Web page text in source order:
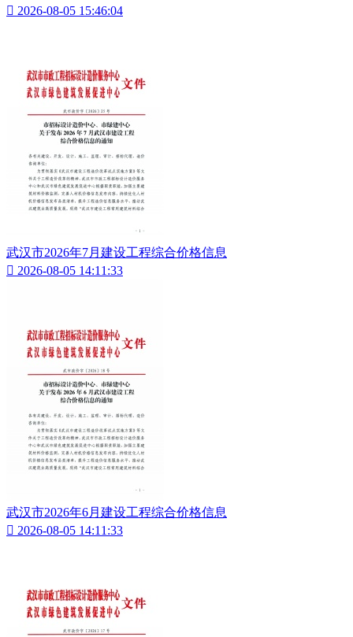
 2026-08-05 15:46:04
武汉市2026年7月建设工程综合价格信息
 2026-08-05 14:11:33
武汉市2026年6月建设工程综合价格信息
 2026-08-05 14:11:33